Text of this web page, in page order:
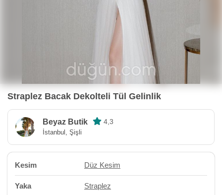
Straplez Bacak Dekolteli Tül Gelinlik
Beyaz Butik 4,3
İstanbul, Şişli
Kesim Düz Kesim
Yaka Straplez